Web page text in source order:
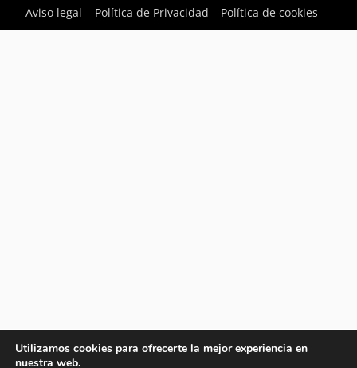
Aviso legal
Política de Privacidad Política de cookies
Utilizamos cookies para ofrecerte la mejor experiencia en
nuestra web.